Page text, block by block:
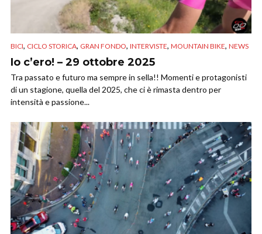
BICI, CICLO STORICA, GRAN FONDO, INTERVISTE, MOUNTAIN BIKE, NEWS
Io c’ero! – 29 ottobre 2025
Tra passato e futuro ma sempre in sella!! Momenti e protagonisti
di un stagione, quella del 2025, che ci è rimasta dentro per
intensità e passione...